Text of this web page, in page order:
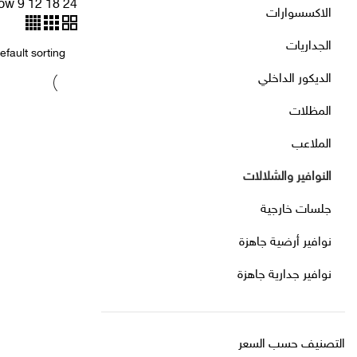
الاكسسوارات
الجداريات
الديكور الداخلي
المظلات
الملاعب
النوافير والشلالات
جلسات خارجية
نوافير أرضية جاهزة
نوافير جدارية جاهزة
التصنيف حسب السعر
9 12 18 24